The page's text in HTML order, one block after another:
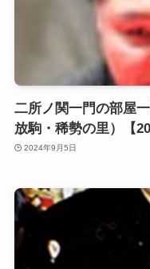
二所ノ関一門の部屋
放駒・稀勢の里）【
2024年9月5日